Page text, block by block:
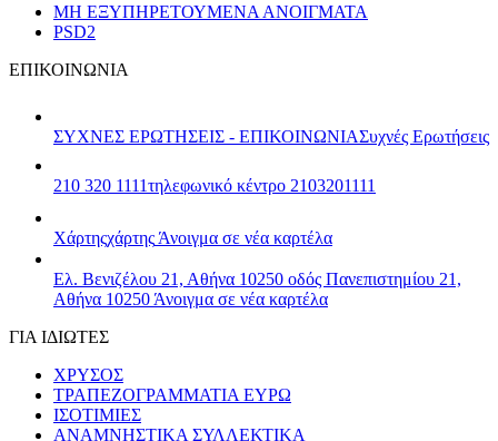
ΜΗ ΕΞΥΠΗΡΕΤΟΥΜΕΝΑ ΑΝΟΙΓΜΑΤΑ
PSD2
ΕΠΙΚΟΙΝΩΝΙΑ
ΣΥΧΝΕΣ ΕΡΩΤΗΣΕΙΣ - ΕΠΙΚΟΙΝΩΝΙΑΣυχνές Ερωτήσεις
210 320 1111τηλεφωνικό κέντρο 2103201111
Χάρτηςχάρτης Άνοιγμα σε νέα καρτέλα
Ελ. Βενιζέλου 21, Αθήνα 10250 οδός Πανεπιστημίου 21,
Αθήνα 10250 Άνοιγμα σε νέα καρτέλα
ΓΙΑ ΙΔΙΩΤΕΣ
ΧΡΥΣΟΣ
ΤΡΑΠΕΖΟΓΡΑΜΜΑΤΙΑ ΕΥΡΩ
ΙΣΟΤΙΜΙΕΣ
ΑΝΑΜΝΗΣΤΙΚΑ ΣΥΛΛΕΚΤΙΚΑ